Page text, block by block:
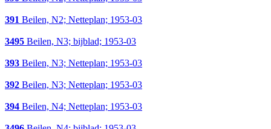
391 Beilen, N2; Netteplan; 1953-03
3495 Beilen, N3; bijblad; 1953-03
393 Beilen, N3; Netteplan; 1953-03
392 Beilen, N3; Netteplan; 1953-03
394 Beilen, N4; Netteplan; 1953-03